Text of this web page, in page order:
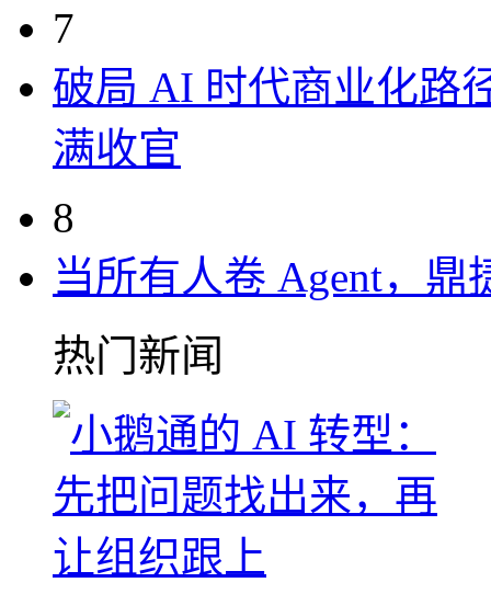
7
破局 AI 时代商业化路
满收官
8
当所有人卷 Agent，
热门新闻